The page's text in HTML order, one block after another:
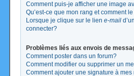
Comment puis-je afficher une image
Qu’est-ce que mon rang et comment
Lorsque je clique sur le lien e-mail
connecter?
Problèmes liés aux envois de
Comment poster dans un forum?
Comment modifier ou supprimer un
Comment ajouter une signature à mes